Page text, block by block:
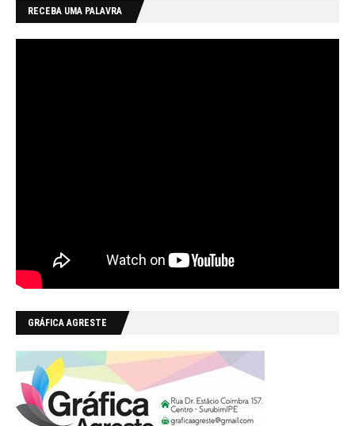
RECEBA UMA PALAVRA
GRÁFICA AGRESTE